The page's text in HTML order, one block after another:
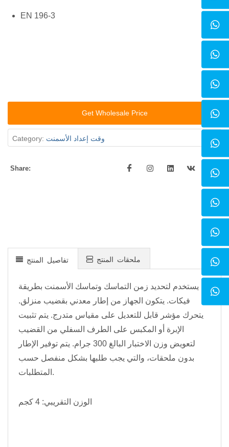
EN 196-3
Get Wholesale Price
Category: وقت إعداد الأسمنت
Share:
تفاصيل المنتج ملحقات المنتج
يستخدم لتحديد زمن التماسك وتماسك الأسمنت بطريقة
فيكات. يتكون الجهاز من إطار معدني بقضيب منزلق.
يتحرك مؤشر قابل للتعديل على مقياس متدرج. يتم تثبيت
الإبرة أو المكبس على الطرف السفلي من القضيب
لتعويض وزن الاختبار البالغ 300 جرام. يتم توفير الإطار
بدون ملحقات، والتي يجب طلبها بشكل منفصل حسب
المتطلبات.
الوزن التقريبي: 4 كجم